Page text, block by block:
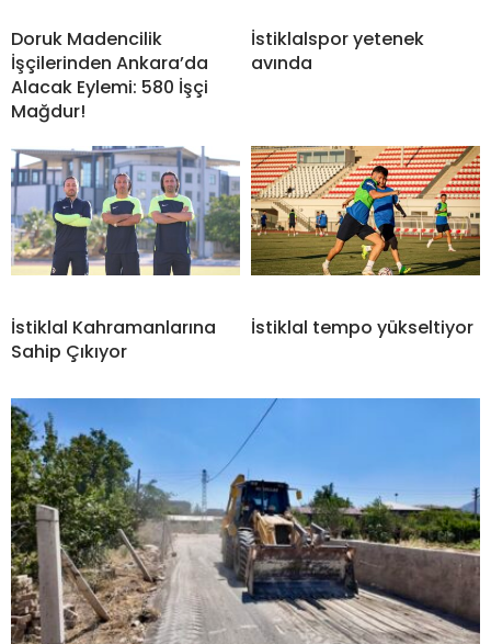
Doruk Madencilik
İşçilerinden Ankara’da
Alacak Eylemi: 580 İşçi
Mağdur!
İstiklalspor yetenek
avında
İstiklal Kahramanlarına
Sahip Çıkıyor
İstiklal tempo yükseltiyor